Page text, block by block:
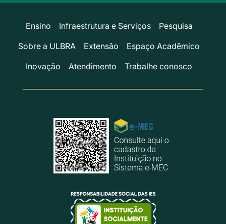
Ensino Infraestrutura e Serviços
Pesquisa
Sobre a ULBRA
Extensão
Espaço Acadêmico
Inovação
Atendimento Trabalhe conosco